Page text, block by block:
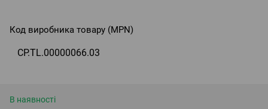
Код виробника товару (MPN)
CP.TL.00000066.03
В наявності